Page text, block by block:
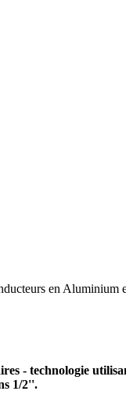
en Aluminium
- technologie
1/2''.